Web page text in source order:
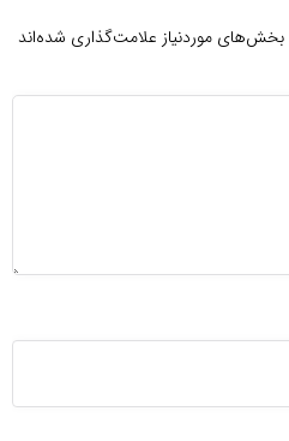
بخش‌های موردنیاز علامت‌گذاری شده‌اند